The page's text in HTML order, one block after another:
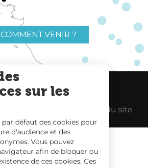
COMMENT VENIR ?
voyageur Liens utiles
Plan du site
sur les
défaut des cookies pour
d'audience et des
Vous pouvez
afin de bloquer ou
de ces cookies. Ces